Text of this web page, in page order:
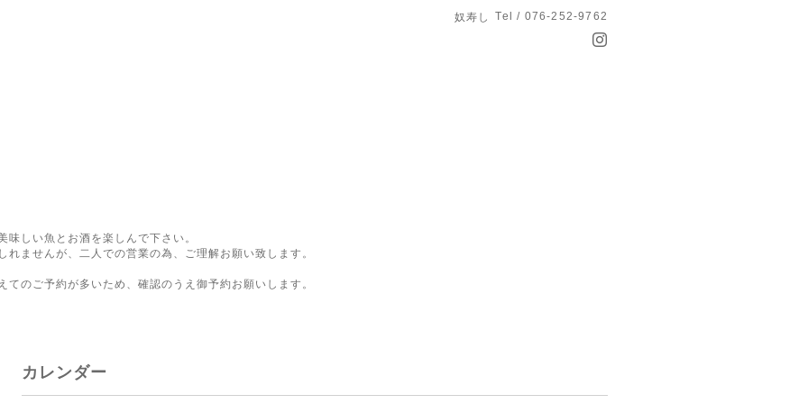
奴寿し Tel / 076-252-9762
しい魚とお酒を楽しんで下さい。
ませんが、二人での営業の為、ご理解お願い致します。
のご予約が多いため、確認のうえ御予約お願いします。
カレンダー